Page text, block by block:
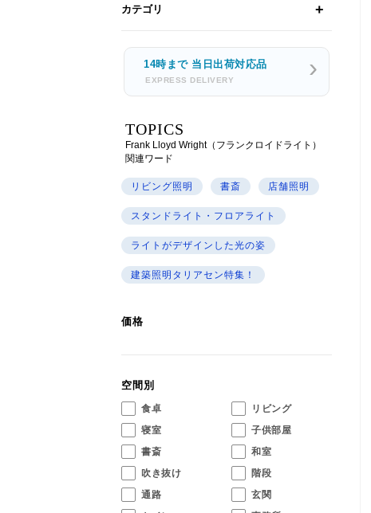
カテゴリ
14時まで 当日出荷対応品
EXPRESS DELIVERY
Frank Lloyd Wright（フランクロイドライト）
関連ワード
TOPICS
リビング照明 書斎 店舗照明
スタンドライト・フロアライト
ライトがデザインした光の姿
建築照明タリアセン特集！
価格
空間別
食卓
リビング
寝室
子供部屋
書斎
和室
吹き抜け
階段
通路
玄関